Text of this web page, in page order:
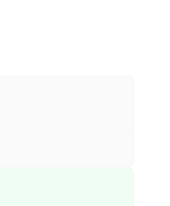
10 % Reserve wird automatisch